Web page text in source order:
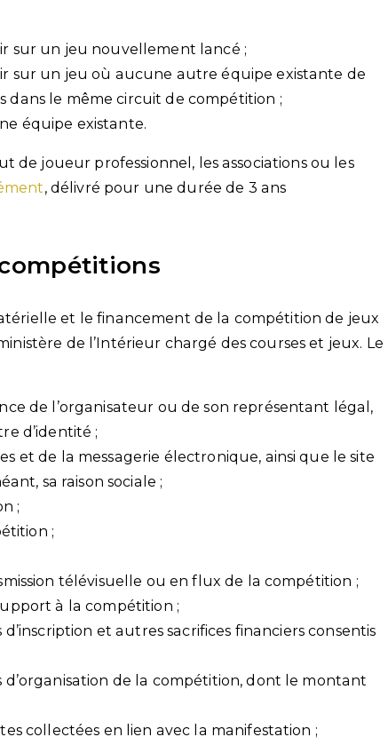
sur un jeu nouvellement lancé ;
sur un jeu où aucune autre équipe existante de
dans le même circuit de compétition ;
équipe existante.
de joueur professionnel, les associations ou les
, délivré pour une durée de 3 ans
et le financement de la compétition de jeux
de l’Intérieur chargé des courses et jeux. Le
de l’organisateur ou de son représentant légal,
d’identité ;
et de la messagerie électronique, ainsi que le site
sa raison sociale ;
;
;
télévisuelle ou en flux de la compétition ;
à la compétition ;
et autres sacrifices financiers consentis
de la compétition, dont le montant
collectées en lien avec la manifestation ;